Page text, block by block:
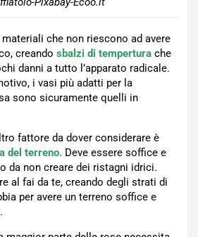
che non riescono ad avere
creando sbalzi di tempertura che
danni a tutto l’apparato radicale.
i vasi più adatti per la
sono sicuramente quelli in
fattore da dover considerare è
del terreno. Deve essere soffice e
da non creare dei ristagni idrici.
al fai da te, creando degli strati di
per avere un terreno soffice e